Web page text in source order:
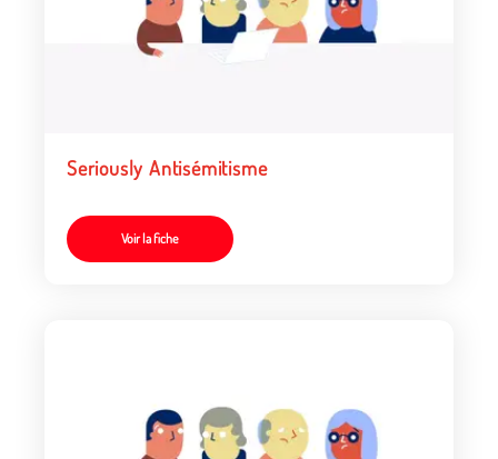
Seriously Antisémitisme
Voir la fiche